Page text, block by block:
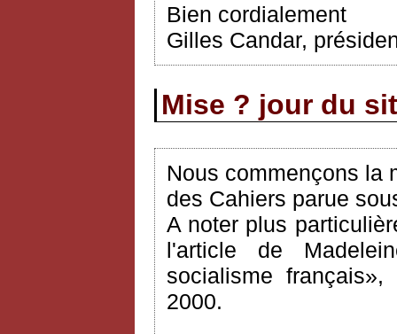
Bien cordialement
Gilles Candar,
Mise ? jour du
Nous commençons la
des Cahiers parue
A noter plus
l'article de
socialisme
2000.